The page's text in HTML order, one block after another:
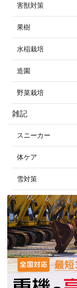
害獣対策
果樹
水稲栽培
造園
野菜栽培
雑記
スニーカー
体ケア
雪対策